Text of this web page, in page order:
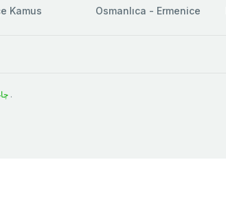
Kamus
Osmanlıca - Ermenice
.